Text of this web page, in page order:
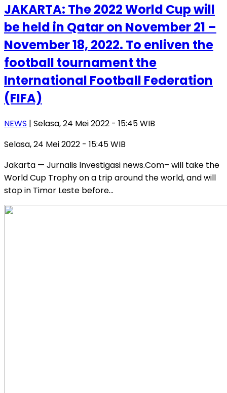
JAKARTA: The 2022 World Cup will
be held in Qatar on November 21 –
November 18, 2022. To enliven the
football tournament the
International Football Federation
(FIFA)
NEWS | Selasa, 24 Mei 2022 - 15:45 WIB
Selasa, 24 Mei 2022 - 15:45 WIB
Jakarta — Jurnalis Investigasi news.Com– will take the
World Cup Trophy on a trip around the world, and will
stop in Timor Leste before…